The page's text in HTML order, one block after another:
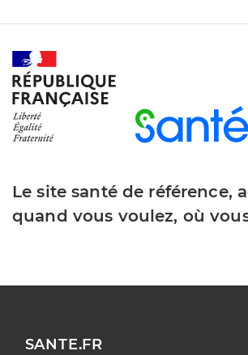
Le site santé de référence,
quand vous voulez, où
SANTE.FR